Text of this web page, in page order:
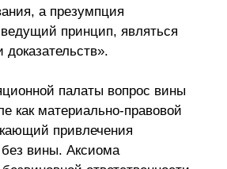
а презумпция
ведущий принцип, являться
доказательств».
палаты вопрос вины
как материально-правовой
привлечения
без вины. Аксиома